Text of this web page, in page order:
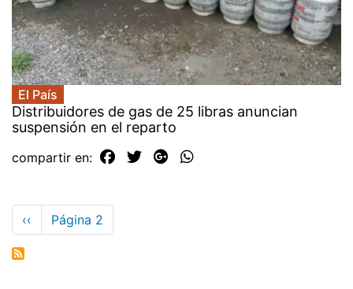
El País
Distribuidores de gas de 25 libras anuncian
suspensión en el reparto
compartir en:
Paginación
Página
anterior
‹‹ Página 2